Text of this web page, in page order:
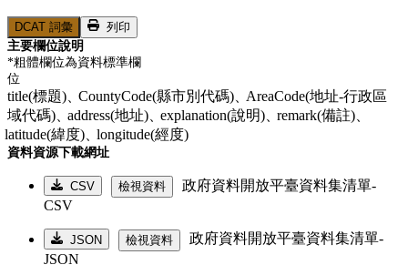
DCAT 詞彙
列印
主要欄位說明
*粗體欄位為資料標準欄
位
title(標題)、CountyCode(縣市別代碼)、AreaCode(地址-行政區
域代碼)、address(地址)、explanation(說明)、remark(備註)、
latitude(緯度)、longitude(經度)
資料資源下載網址
CSV 檢視資料
政府資料開放平臺資料集清單-
CSV
JSON 檢視資料
政府資料開放平臺資料集清單-
JSON